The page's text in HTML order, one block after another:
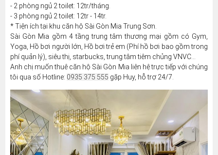
- 2 phòng ngủ 2 toilet: 12tr/tháng.
- 3 phòng ngủ 2 toilet: 12tr - 14tr.
* Tiện ích tại khu căn hộ Sài Gòn Mia Trung Sơn.
Sài Gòn Mia gồm 4 tầng trung tâm thương mại gồm có Gym,
Yoga, Hồ bơi người lớn, Hồ bơi trẻ em (Phí hồ bơi bao gồm trong
phí quản lý), siêu thị, starbucks, trung tâm tiêm chủng VNVC...
Anh chị muốn thuê căn hộ Sài Gòn Mia liên hệ trực tiếp với chúng
tôi qua số Hotline: 0935 375 555 gặp Huy, hỗ trợ 24/7.